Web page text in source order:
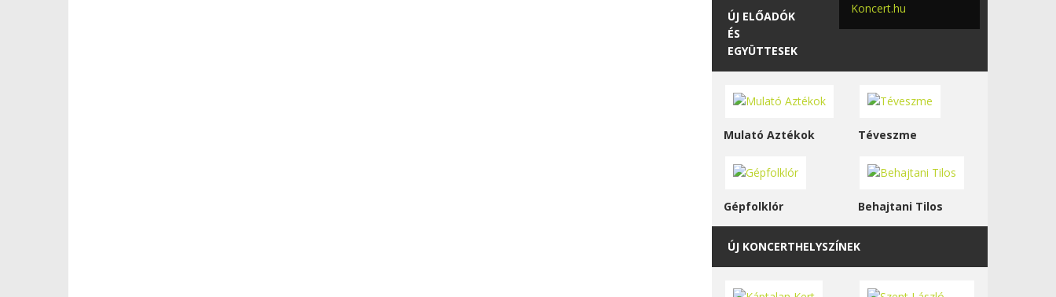
Koncert.hu
ÚJ ELŐADÓK
ÉS
EGYÜTTESEK
Mulató Aztékok Téveszme
Gépfolklór Behajtani Tilos
ÚJ KONCERTHELYSZÍNEK